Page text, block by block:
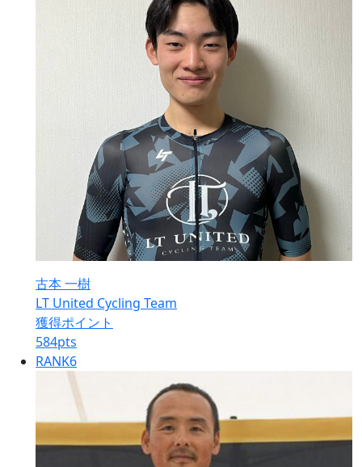
古本 一樹
LT United Cycling Team
獲得ポイント
584pts
RANK6